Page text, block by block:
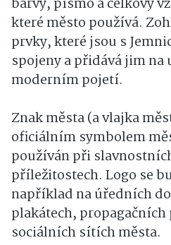
barvy, písmo a celkový
které město používá.
prvky, které jsou s
spojeny a přidává jim
moderním pojetí.
Znak města (a vlajka
oficiálním symbolem
používán při
příležitostech. Logo se
například na úředních
plakátech, propagačních
sociálních sítích města.